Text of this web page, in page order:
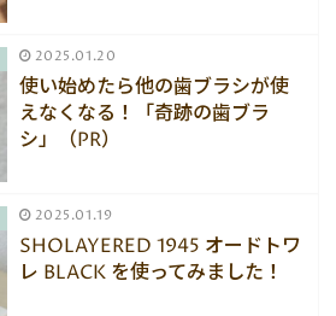
2025.01.20
使い始めたら他の歯ブラシが使
えなくなる！「奇跡の歯ブラ
シ」（PR）
2025.01.19
SHOLAYERED 1945 オードトワ
レ BLACK を使ってみました！